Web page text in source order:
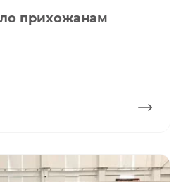
прихожанам